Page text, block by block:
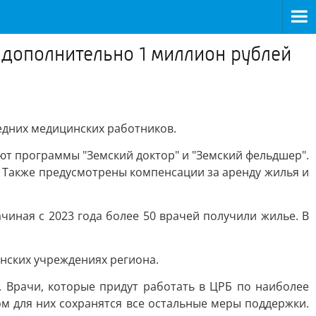
1 миллион рублей
медицинских работников.
программы "Земский доктор" и "Земский фельдшер".
предусмотрены компенсации за аренду жилья и
с 2023 года более 50 врачей получили жилье. В
учреждениях региона.
Врачи, которые придут работать в ЦРБ по наиболее
них сохранятся все остальные меры поддержки.